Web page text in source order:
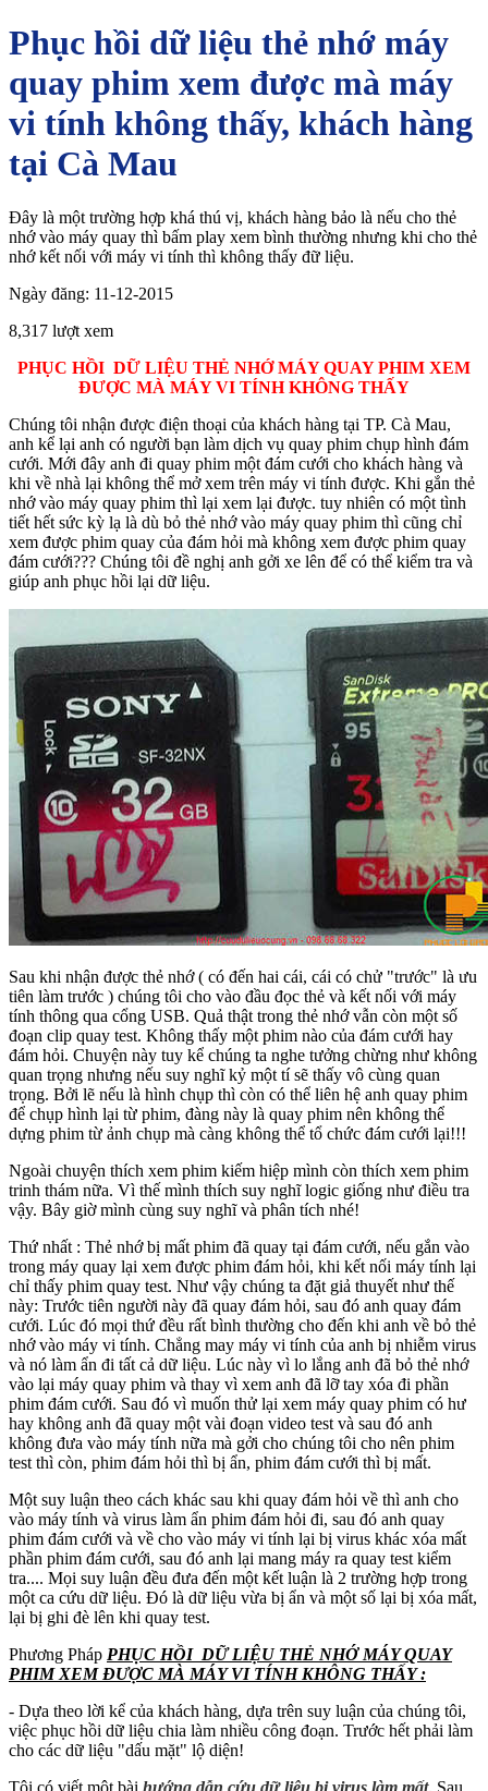
Phục hồi dữ liệu thẻ nhớ máy
quay phim xem được mà máy
vi tính không thấy, khách hàng
tại Cà Mau
Đây là một trường hợp khá thú vị, khách hàng bảo là nếu cho thẻ
nhớ vào máy quay thì bấm play xem bình thường nhưng khi cho thẻ
nhớ kết nối với máy vi tính thì không thấy đữ liệu.
Ngày đăng: 11-12-2015
8,317 lượt xem
PHỤC HỒI DỮ LIỆU THẺ NHỚ MÁY QUAY PHIM XEM
ĐƯỢC MÀ MÁY VI TÍNH KHÔNG THẤY
Chúng tôi nhận được điện thoại của khách hàng tại TP. Cà Mau,
anh kể lại anh có người bạn làm dịch vụ quay phim chụp hình đám
cưới. Mới đây anh đi quay phim một đám cưới cho khách hàng và
khi về nhà lại không thể mở xem trên máy vi tính được. Khi gắn thẻ
nhớ vào máy quay phim thì lại xem lại được. tuy nhiên có một tình
tiết hết sức kỳ lạ là dù bỏ thẻ nhớ vào máy quay phim thì cũng chỉ
xem được phim quay của đám hỏi mà không xem được phim quay
đám cưới??? Chúng tôi đề nghị anh gởi xe lên để có thể kiểm tra và
giúp anh phục hồi lại dữ liệu.
Sau khi nhận được thẻ nhớ ( có đến hai cái, cái có chử "trước" là ưu
tiên làm trước ) chúng tôi cho vào đầu đọc thẻ và kết nối với máy
tính thông qua cổng USB. Quả thật trong thẻ nhớ vẫn còn một số
đoạn clip quay test. Không thấy một phim nào của đám cưới hay
đám hỏi. Chuyện này tuy kể chúng ta nghe tưởng chừng như không
quan trọng nhưng nếu suy nghĩ kỷ một tí sẽ thấy vô cùng quan
trọng. Bởi lẽ nếu là hình chụp thì còn có thể liên hệ anh quay phim
để chụp hình lại từ phim, đàng này là quay phim nên không thể
dựng phim từ ảnh chụp mà càng không thể tổ chức đám cưới lại!!!
Ngoài chuyện thích xem phim kiếm hiệp mình còn thích xem phim
trinh thám nữa. Vì thế mình thích suy nghĩ logic giống như điều tra
vậy. Bây giờ mình cùng suy nghĩ và phân tích nhé!
Thứ nhất : Thẻ nhớ bị mất phim đã quay tại đám cưới, nếu gắn vào
trong máy quay lại xem được phim đám hỏi, khi kết nối máy tính lại
chỉ thấy phim quay test. Như vậy chúng ta đặt giả thuyết như thế
này: Trước tiên người này đã quay đám hỏi, sau đó anh quay đám
cưới. Lúc đó mọi thứ đều rất bình thường cho đến khi anh về bỏ thẻ
nhớ vào máy vi tính. Chẳng may máy vi tính của anh bị nhiễm virus
và nó làm ẩn đi tất cả dữ liệu. Lúc này vì lo lắng anh đã bỏ thẻ nhớ
vào lại máy quay phim và thay vì xem anh đã lỡ tay xóa đi phần
phim đám cưới. Sau đó vì muốn thử lại xem máy quay phim có hư
hay không anh đã quay một vài đoạn video test và sau đó anh
không đưa vào máy tính nữa mà gởi cho chúng tôi cho nên phim
test thì còn, phim đám hỏi thì bị ẩn, phim đám cưới thì bị mất.
Một suy luận theo cách khác sau khi quay đám hỏi về thì anh cho
vào máy tính và virus làm ẩn phim đám hỏi đi, sau đó anh quay
phim đám cưới và về cho vào máy vi tính lại bị virus khác xóa mất
phần phim đám cưới, sau đó anh lại mang máy ra quay test kiểm
tra.... Mọi suy luận đều đưa đến một kết luận là 2 trường hợp trong
một ca cứu dữ liệu. Đó là dữ liệu vừa bị ẩn và một số lại bị xóa mất,
lại bị ghi đè lên khi quay test.
Phương Pháp PHỤC HỒI DỮ LIỆU THẺ NHỚ MÁY QUAY
PHIM XEM ĐƯỢC MÀ MÁY VI TÍNH KHÔNG THẤY :
- Dựa theo lời kể của khách hàng, dựa trên suy luận của chúng tôi,
việc phục hồi dữ liệu chia làm nhiều công đoạn. Trước hết phải làm
cho các dữ liệu "dấu mặt" lộ diện!
Tôi có viết một bài hướng dẫn cứu dữ liệu bị virus làm mất. Sau